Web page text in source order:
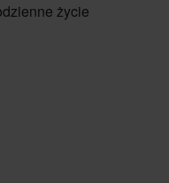
życie